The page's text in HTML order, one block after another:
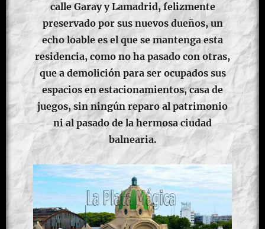
calle Garay y Lamadrid, felizmente
preservado por sus nuevos dueños, un
echo loable es el que se mantenga esta
residencia, como no ha pasado con otras,
que a demolición para ser ocupados sus
espacios en estacionamientos, casa de
juegos, sin ningún reparo al patrimonio
ni al pasado de la hermosa ciudad
balnearia.